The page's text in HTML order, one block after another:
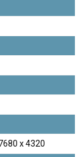
x 4320